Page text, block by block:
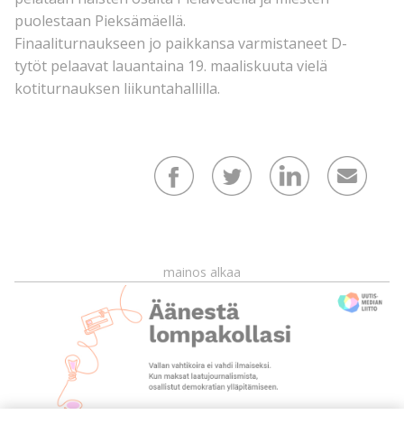
puolestaan Pieksämäellä.
Finaaliturnaukseen jo paikkansa varmistaneet D-
tytöt pelaavat lauantaina 19. maaliskuuta vielä
kotiturnauksen liikuntahallilla.
mainos alkaa